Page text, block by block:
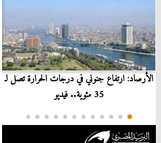
الأرصاد: ارتفاع جنوني في درجات الحرارة تصل لـ
35 مئوية.. فيديو